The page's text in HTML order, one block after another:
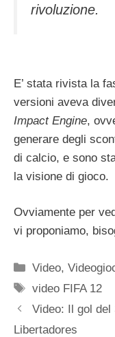
rivoluzione.
E’ stata rivista la
versioni aveva
Impact Engine,
generare degli
di calcio, e sono
la visione di gioco.
Ovviamente per
vi proponiamo,
Categorie
Video,
Tag
video FIFA 12
Video: Il gol del
Libertadores